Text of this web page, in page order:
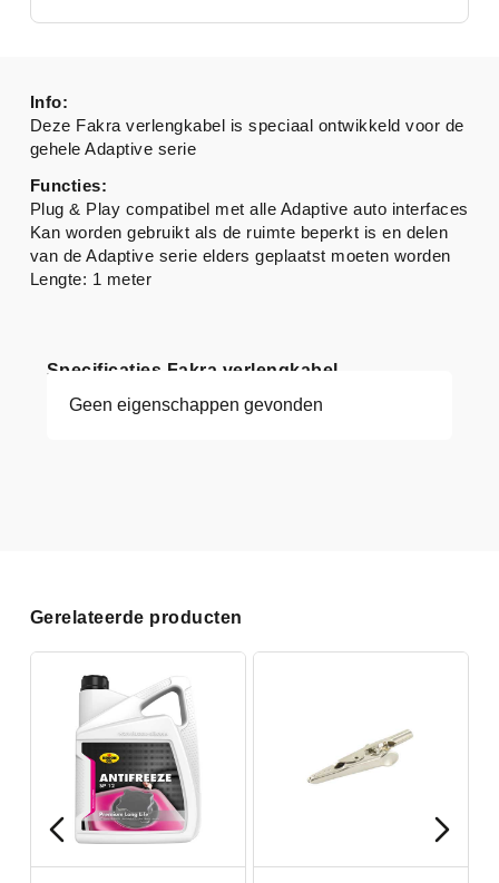
Specificaties Fakra verlengkabel
Geen eigenschappen gevonden
Info:
Deze Fakra verlengkabel is speciaal ontwikkeld voor de
gehele Adaptive serie
Functies:
Plug & Play compatibel met alle Adaptive auto interfaces
Kan worden gebruikt als de ruimte beperkt is en delen
van de Adaptive serie elders geplaatst moeten worden
Lengte: 1 meter
Gerelateerde producten